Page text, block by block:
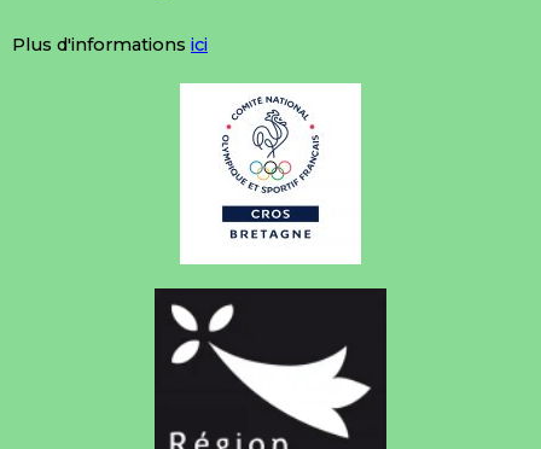
Plus d'informations ici